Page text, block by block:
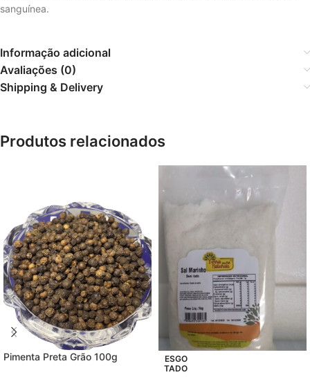
sanguínea.
Informação adicional
Avaliações (0)
Shipping & Delivery
Produtos relacionados
Pimenta Preta Grão 100g
ESGO
TADO